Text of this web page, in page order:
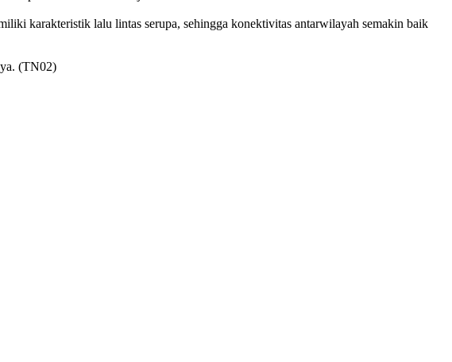
karakteristik lalu lintas serupa, sehingga konektivitas antarwilayah semakin baik
(TN02)